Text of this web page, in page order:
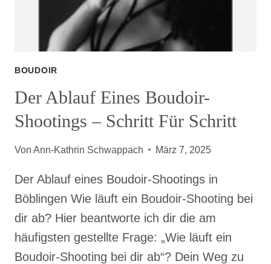
BOUDOIR
Der Ablauf Eines Boudoir-
Shootings – Schritt Für Schritt
Von Ann-Kathrin Schwappach März 7, 2025
Der Ablauf eines Boudoir-Shootings in
Böblingen Wie läuft ein Boudoir-Shooting bei
dir ab? Hier beantworte ich dir die am
häufigsten gestellte Frage: „Wie läuft ein
Boudoir-Shooting bei dir ab“? Dein Weg zu